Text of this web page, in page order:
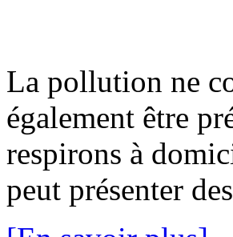
La pollution ne
également être
respirons à
peut présenter